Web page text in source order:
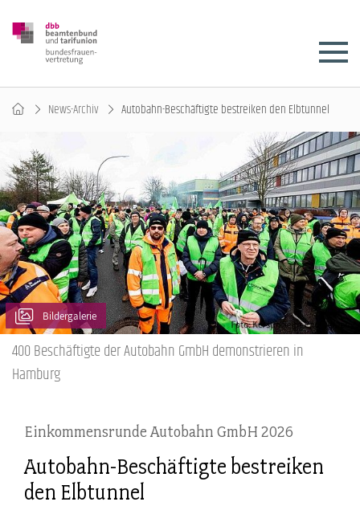
News-Archiv Autobahn-Beschäftigte bestreiken den Elbtunnel
Bildergalerie
400 Beschäftigte der Autobahn GmbH demonstrieren in
Hamburg
Einkommensrunde Autobahn GmbH 2026
Autobahn-Beschäftigte bestreiken
den Elbtunnel